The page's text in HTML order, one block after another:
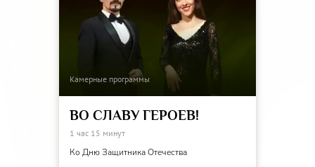
Камерные программы
ВО СЛАВУ ГЕРОЕВ!
1 час 15 минут
Ко Дню Защитника Отечества